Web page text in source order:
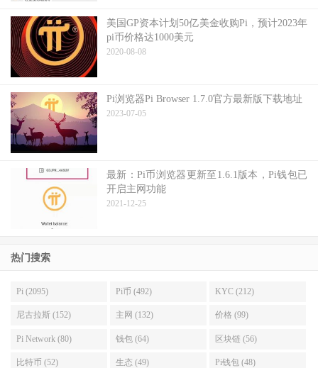
美国GP资本计划50亿美金收购Pi，预计2023年
pi币价格达1000美元
2020-08-08
Pi浏览器Pi Browser 1.7.0官方最新版下载地址
2023-07-05
最新：Pi币浏览器更新至1.6.1版本，Pi钱包已
开启主网功能
2021-12-25
热门搜索
Pi (2095) Pi币 (492) KYC (212)
尼古拉斯 (152) 主网 (132) 价格 (99)
Pi Network (80) 钱包 (64) 区块链 (56)
比特币 (52) 生态 (49) Pi钱包 (48)